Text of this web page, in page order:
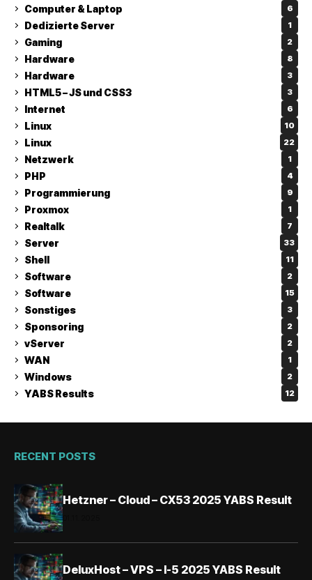
Computer & Laptop 6
Dedizierte Server 1
Gaming 2
Hardware 8
Hardware 3
HTML5 – JS und CSS3 3
Internet 6
Linux 10
Linux 22
Netzwerk 1
PHP 4
Programmierung 9
Proxmox 1
Realtalk 7
Server 33
Shell 11
Software 2
Software 15
Sonstiges 3
Sponsoring 2
vServer 2
WAN 1
Windows 2
YABS Results 12
RECENT POSTS
Hetzner – Cloud – CX53 2025 YABS Result
DeluxHost – VPS – I-5 2025 YABS Result